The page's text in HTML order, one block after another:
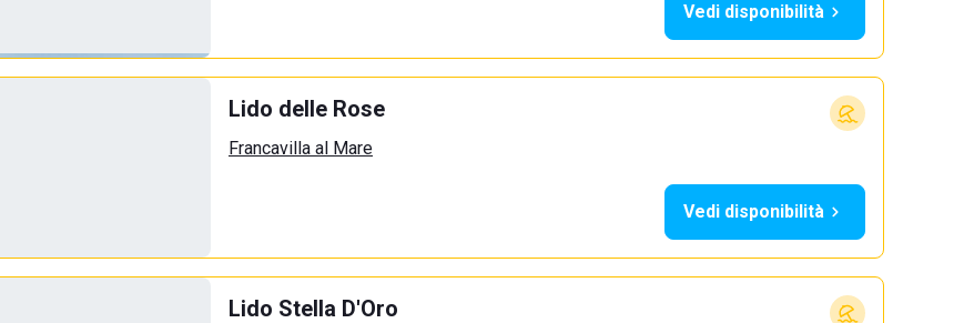
Vedi disponibilità
Lido delle Rose
Francavilla al Mare
Vedi disponibilità
Lido Stella D'Oro